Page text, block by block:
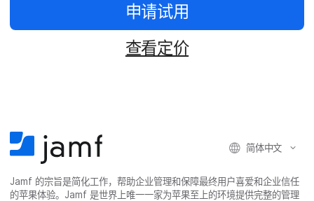
申请​试用
查​看定​价
简体​中文
Jamf 的​宗旨​是​简化​工作，​帮助​企业​管理​和​保障​最​终​用​户​喜爱​和​企业​信任​
的​苹果​体验。 Jamf是​世界​上​唯​一​一​家​为​苹果​至​上​的​环境​提供​完整​的​管理​